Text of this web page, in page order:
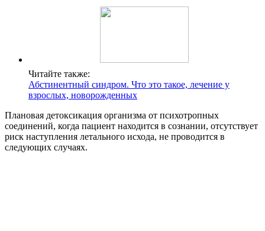
Читайте также:
Абстинентный синдром. Что это такое, лечение у
взрослых, новорожденных
Плановая детоксикация организма от психотропных
соединений, когда пациент находится в сознании, отсутствует
риск наступления летального исхода, не проводится в
следующих случаях.